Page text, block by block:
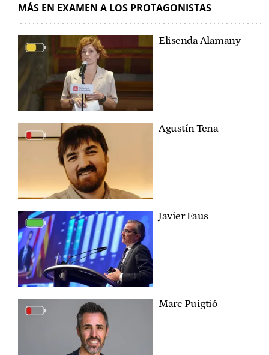
MÁS EN EXAMEN A LOS PROTAGONISTAS
Elisenda Alamany
Agustín Tena
Javier Faus
Marc Puigtió